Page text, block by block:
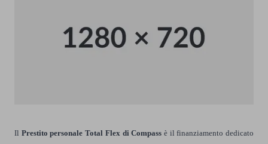
Il Prestito personale Total Flex diCompass è il finanziamento dedicato